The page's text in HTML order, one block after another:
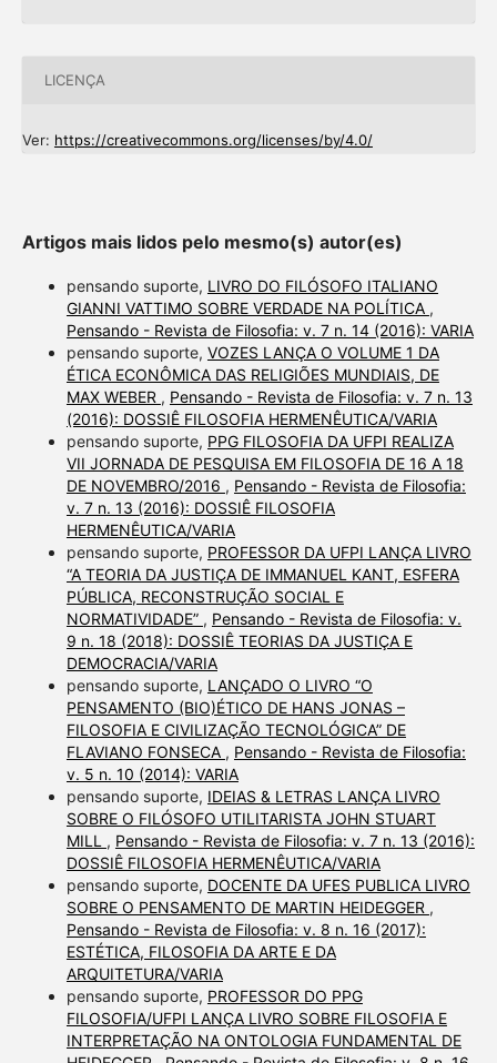
LICENÇA
Ver: https://creativecommons.org/licenses/by/4.0/
Artigos mais lidos pelo mesmo(s) autor(es)
pensando suporte, LIVRO DO FILÓSOFO ITALIANO
GIANNI VATTIMO SOBRE VERDADE NA POLÍTICA ,
Pensando - Revista de Filosofia: v. 7 n. 14 (2016): VARIA
pensando suporte, VOZES LANÇA O VOLUME 1 DA
ÉTICA ECONÔMICA DAS RELIGIÕES MUNDIAIS, DE
MAX WEBER , Pensando - Revista de Filosofia: v. 7 n. 13
(2016): DOSSIÊ FILOSOFIA HERMENÊUTICA/VARIA
pensando suporte, PPG FILOSOFIA DA UFPI REALIZA
VII JORNADA DE PESQUISA EM FILOSOFIA DE 16 A 18
DE NOVEMBRO/2016 , Pensando - Revista de Filosofia:
v. 7 n. 13 (2016): DOSSIÊ FILOSOFIA
HERMENÊUTICA/VARIA
pensando suporte, PROFESSOR DA UFPI LANÇA LIVRO
“A TEORIA DA JUSTIÇA DE IMMANUEL KANT, ESFERA
PÚBLICA, RECONSTRUÇÃO SOCIAL E
NORMATIVIDADE” , Pensando - Revista de Filosofia: v.
9 n. 18 (2018): DOSSIÊ TEORIAS DA JUSTIÇA E
DEMOCRACIA/VARIA
pensando suporte, LANÇADO O LIVRO “O
PENSAMENTO (BIO)ÉTICO DE HANS JONAS –
FILOSOFIA E CIVILIZAÇÃO TECNOLÓGICA” DE
FLAVIANO FONSECA , Pensando - Revista de Filosofia:
v. 5 n. 10 (2014): VARIA
pensando suporte, IDEIAS & LETRAS LANÇA LIVRO
SOBRE O FILÓSOFO UTILITARISTA JOHN STUART
MILL , Pensando - Revista de Filosofia: v. 7 n. 13 (2016):
DOSSIÊ FILOSOFIA HERMENÊUTICA/VARIA
pensando suporte, DOCENTE DA UFES PUBLICA LIVRO
SOBRE O PENSAMENTO DE MARTIN HEIDEGGER ,
Pensando - Revista de Filosofia: v. 8 n. 16 (2017):
ESTÉTICA, FILOSOFIA DA ARTE E DA
ARQUITETURA/VARIA
pensando suporte, PROFESSOR DO PPG
FILOSOFIA/UFPI LANÇA LIVRO SOBRE FILOSOFIA E
INTERPRETAÇÃO NA ONTOLOGIA FUNDAMENTAL DE